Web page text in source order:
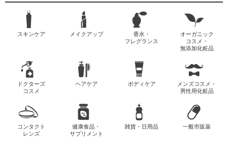
スキンケア メイクアップ
香水・
フレグランス
オーガニック
コスメ・
無添加化粧品
ドクターズ
コスメ
ヘアケア ボディケア
メンズコスメ・
男性用化粧品
コンタクト
レンズ
健康食品・
サプリメント
雑貨・日用品 一般市販薬